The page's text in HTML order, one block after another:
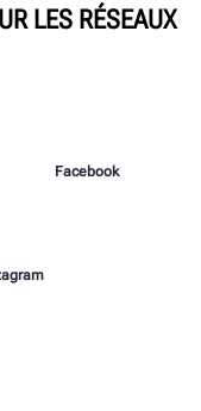
LES RÉSEAUX
Facebook